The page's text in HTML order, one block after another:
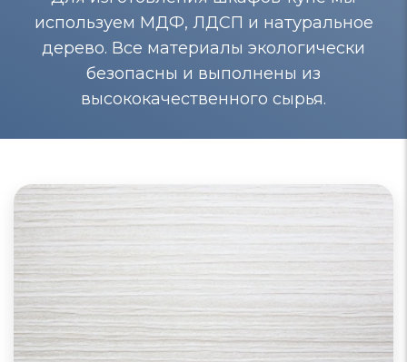
используем МДФ, ЛДСП и натуральное
дерево. Все материалы экологически
безопасны и выполнены из
высококачественного сырья.
Шкафы-купе из МДФ
Шкафы-купе из МДФ отличаются качеством,
долговечностью и экологической благоприятностью.
Поверхности таких шкафов близки к натуральному